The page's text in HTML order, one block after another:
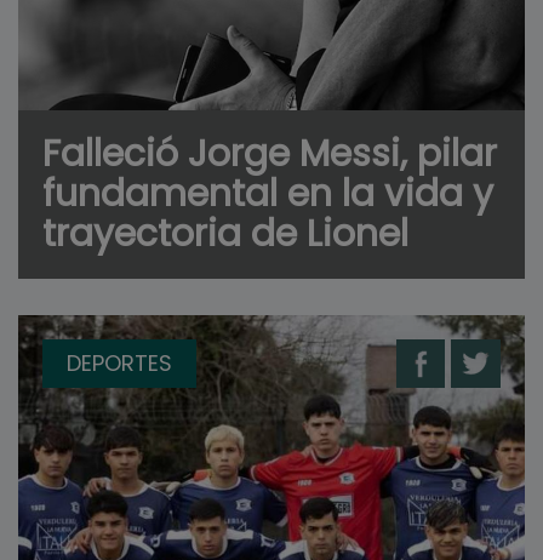
Falleció Jorge Messi, pilar
fundamental en la vida y
trayectoria de Lionel
DEPORTES